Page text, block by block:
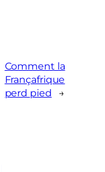
Comment la
Françafrique
perd pied
→